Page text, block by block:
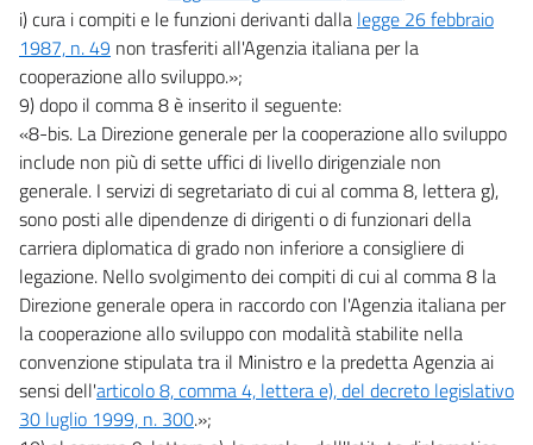
i) cura i compiti e le funzioni derivanti dalla legge 26 febbraio
1987, n. 49 non trasferiti all'Agenzia italiana per la
cooperazione allo sviluppo.»;
9) dopo il comma 8 è inserito il seguente:
«8-bis. La Direzione generale per la cooperazione allo sviluppo
include non più di sette uffici di livello dirigenziale non
generale. I servizi di segretariato di cui al comma 8, lettera g),
sono posti alle dipendenze di dirigenti o di funzionari della
carriera diplomatica di grado non inferiore a consigliere di
legazione. Nello svolgimento dei compiti di cui al comma 8 la
Direzione generale opera in raccordo con l'Agenzia italiana per
la cooperazione allo sviluppo con modalità stabilite nella
convenzione stipulata tra il Ministro e la predetta Agenzia ai
sensi dell'articolo 8, comma 4, lettera e), del decreto legislativo
30 luglio 1999, n. 300.»;